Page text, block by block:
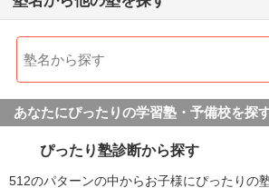
あなたにぴったりの学習塾・予備校を探
ぴったり塾診断から探す
512のパターンの中からお子様にぴったりの